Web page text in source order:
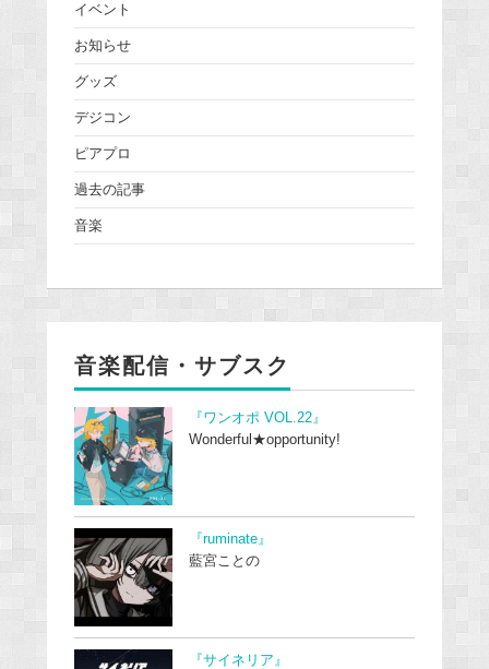
イベント
お知らせ
グッズ
デジコン
ピアプロ
過去の記事
音楽
音楽配信・サブスク
『ワンオポ VOL.22』
Wonderful★opportunity!
『ruminate』
藍宮ことの
『サイネリア』